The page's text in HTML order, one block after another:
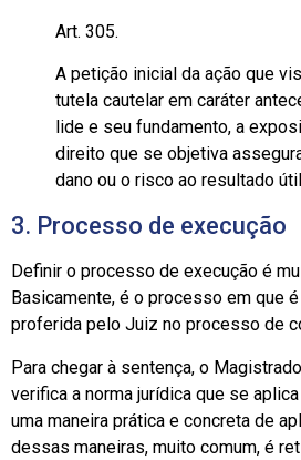
Art. 305.
A petição inicial da ação que
tutela cautelar em caráter
lide e seu fundamento, a
direito que se objetiva
dano ou o risco ao resultado
3. Processo de execução
Definir o processo de execução é
Basicamente, é o processo em que
proferida pelo Juiz no processo de
Para chegar à sentença, o
verifica a norma jurídica que se
uma maneira prática e concreta de
dessas maneiras, muito comum, é